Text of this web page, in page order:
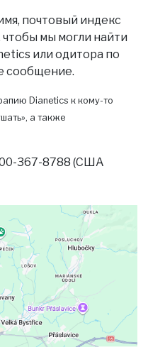
почтовый индекс
мы могли найти
или одитора по
сообщение.
Dianetics к кому-то
а также
367-8788 (США